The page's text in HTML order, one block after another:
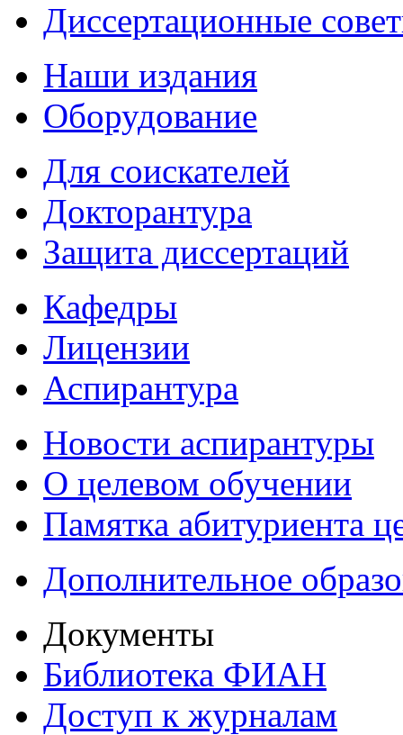
Диссертационные
Наши издания
Оборудование
Для соискателей
Докторантура
Защита диссертаций
Кафедры
Лицензии
Аспирантура
Новости аспирантуры
О целевом обучении
Памятка абитуриента
Дополнительное
Документы
Библиотека ФИАН
Доступ к журналам